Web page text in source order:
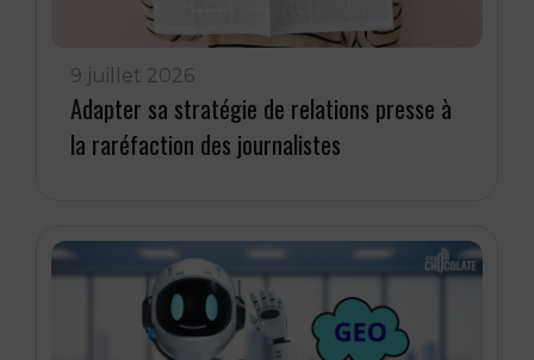
9 juillet 2026
Adapter sa stratégie de relations presse à
la raréfaction des journalistes